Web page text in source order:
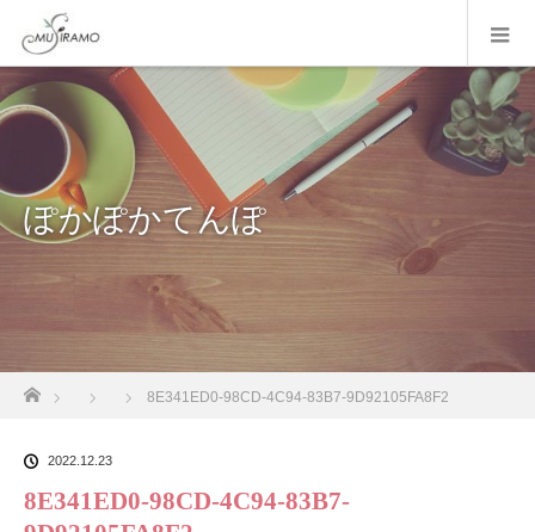
ぽかぽかてんぽ
8E341ED0-98CD-4C94-83B7-9D92105FA8F2
2022.12.23
8E341ED0-98CD-4C94-83B7-